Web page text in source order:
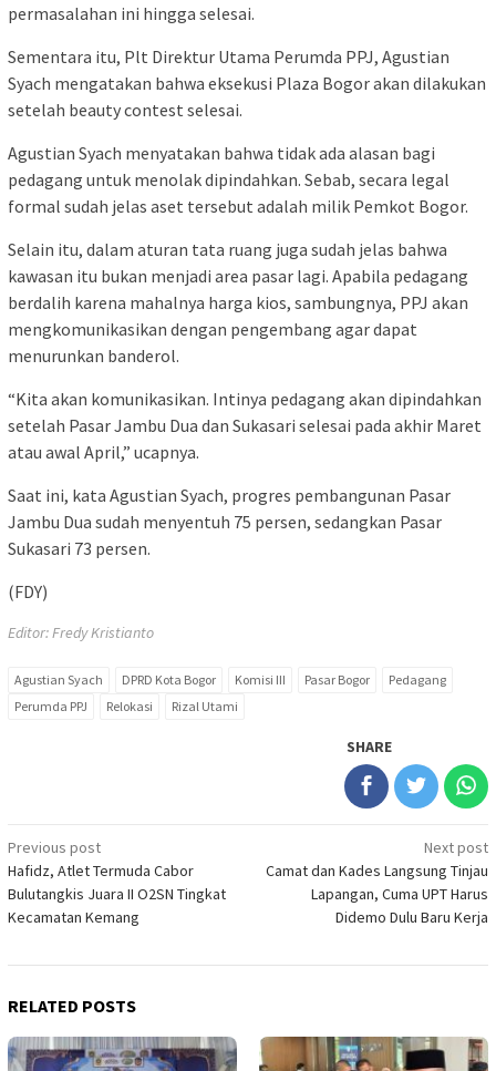
permasalahan ini hingga selesai.
Sementara itu, Plt Direktur Utama Perumda PPJ, Agustian
Syach mengatakan bahwa eksekusi Plaza Bogor akan dilakukan
setelah beauty contest selesai.
Agustian Syach menyatakan bahwa tidak ada alasan bagi
pedagang untuk menolak dipindahkan. Sebab, secara legal
formal sudah jelas aset tersebut adalah milik Pemkot Bogor.
Selain itu, dalam aturan tata ruang juga sudah jelas bahwa
kawasan itu bukan menjadi area pasar lagi. Apabila pedagang
berdalih karena mahalnya harga kios, sambungnya, PPJ akan
mengkomunikasikan dengan pengembang agar dapat
menurunkan banderol.
“Kita akan komunikasikan. Intinya pedagang akan dipindahkan
setelah Pasar Jambu Dua dan Sukasari selesai pada akhir Maret
atau awal April,” ucapnya.
Saat ini, kata Agustian Syach, progres pembangunan Pasar
Jambu Dua sudah menyentuh 75 persen, sedangkan Pasar
Sukasari 73 persen.
(FDY)
Editor: Fredy Kristianto
Agustian Syach DPRD Kota Bogor Komisi III Pasar Bogor
Pedagang
Perumda PPJ
Relokasi Rizal Utami
SHARE
Post
navigation
Previous post
Hafidz, Atlet Termuda Cabor
Bulutangkis Juara II O2SN Tingkat
Kecamatan Kemang
Next post
Camat dan Kades Langsung Tinjau
Lapangan, Cuma UPT Harus
Didemo Dulu Baru Kerja
RELATED POSTS